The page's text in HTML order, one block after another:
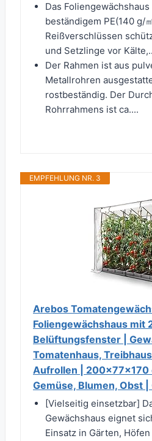
Das Foliengewächshaus
beständigem PE(140 g/
Reißverschlüssen
und Setzlinge vor
Der Rahmen ist aus
Metallrohren
rostbeständig. Der
Rohrrahmens ist ca....
EMPFEHLUNG NR. 3
Arebos
Foliengewächshaus mit
Belüftungsfenster |
Tomatenhaus,
Aufrollen | 200x77x170
Gemüse, Blumen, Obst
[Vielseitig einsetzbar]
Gewächshaus eignet
Einsatz in Gärten,